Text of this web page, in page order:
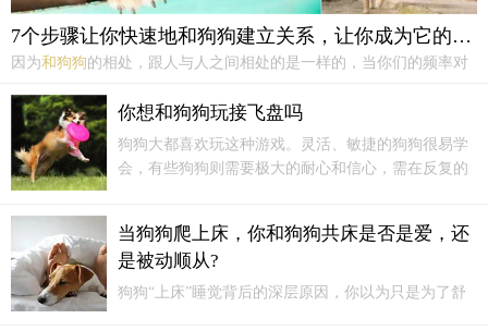
7个步骤让你快速地和狗狗建立关系，让你成为它的好朋友
因为和狗狗的相处，跟人与人之间相处的是一样的，当你们的频率对
到他紧张了，那你就先离开一会吧。第五，尽量多地
耍，尽情地放松地玩耍。狗狗是很敏感的动物，如果你不开心，狗狗
是...
你想和狗狗玩接飞盘吗
狗狗大都喜欢玩这种游戏。灵活、敏捷的狗狗很易学
会，有些狗狗则需要极大的耐心和信心，需在反复的
练周期...
当狗狗爬上床，你和狗狗共床是否是爱，还
是被动顺从?
狗狗“上床”睡觉背后的深层原因，你以为只是为了舒